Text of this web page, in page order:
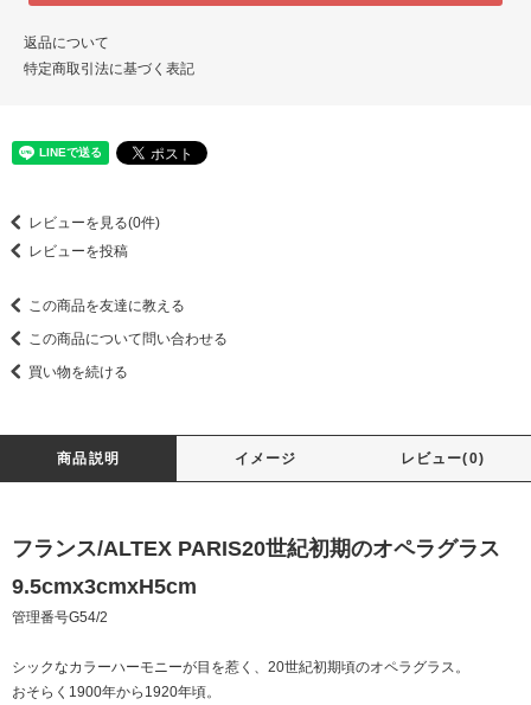
返品について
特定商取引法に基づく表記
レビューを見る(0件)
レビューを投稿
この商品を友達に教える
この商品について問い合わせる
買い物を続ける
商品説明 イメージ レビュー(0)
フランス/ALTEX PARIS20世紀初期のオペラグラス
9.5cmx3cmxH5cm
管理番号G54/2
シックなカラーハーモニーが目を惹く、20世紀初期頃のオペラグラス。
おそらく1900年から1920年頃。